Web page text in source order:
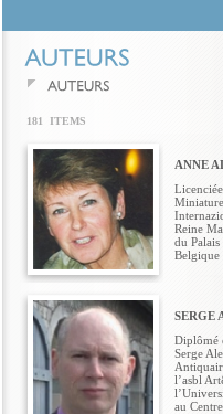
181 ITEMS
ANNE
Reine
du
Belgique
SERGE
Diplômé
Serge
l’asbl
au